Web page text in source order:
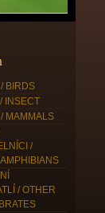
BIRDS
INSECT
MAMMALS
/
/ OTHER